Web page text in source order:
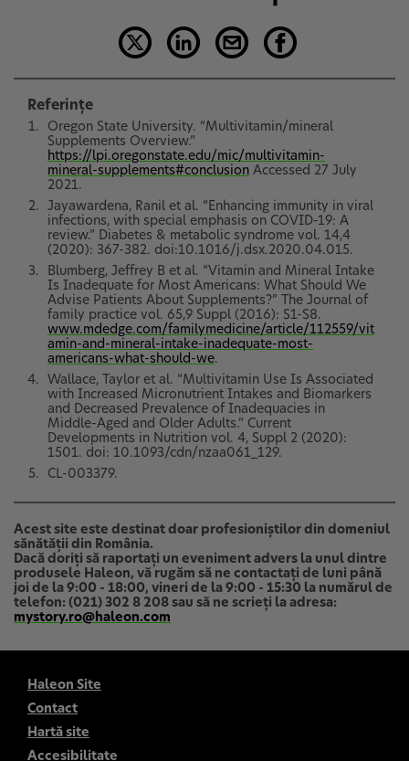
Referințe
Oregon State University. “Multivitamin/mineral
Supplements Overview.”
https://lpi.oregonstate.edu/mic/multivitamin-
mineral-supplements#conclusion Accessed 27 July
2021.
Jayawardena, Ranil et al. “Enhancing immunity in viral
infections, with special emphasis on COVID-19: A
review.” Diabetes & metabolic syndrome vol. 14,4
(2020): 367-382. doi:10.1016/j.dsx.2020.04.015.
Blumberg, Jeffrey B et al. “Vitamin and Mineral Intake
Is Inadequate for Most Americans: What Should We
Advise Patients About Supplements?” The Journal of
family practice vol. 65,9 Suppl (2016): S1-S8.
www.mdedge.com/familymedicine/article/112559/vit
amin-and-mineral-intake-inadequate-most-
americans-what-should-we.
Wallace, Taylor et al. “Multivitamin Use Is Associated
with Increased Micronutrient Intakes and Biomarkers
and Decreased Prevalence of Inadequacies in
Middle-Aged and Older Adults.” Current
Developments in Nutrition vol. 4, Suppl 2 (2020):
1501. doi: 10.1093/cdn/nzaa061_129.
CL-003379.
Acest site este destinat doar profesioniştilor din domeniul
sănătăţii din România.
Dacă doriți să raportați un eveniment advers la unul dintre
produsele Haleon, vă rugăm să ne contactați de luni până
joi de la 9:00 - 18:00, vineri de la 9:00 - 15:30 la numărul de
telefon: (021) 302 8 208 sau să ne scrieți la adresa:
mystory.ro@haleon.com
Haleon Site
Contact
Hartă site
Accesibilitate